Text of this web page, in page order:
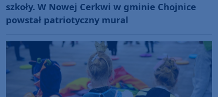
szkoły. W Nowej Cerkwi w gminie Chojnice
powstał patriotyczny mural